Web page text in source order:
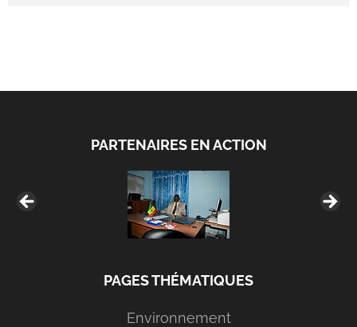
PARTENAIRES EN ACTION
PAGES THÉMATIQUES
Environnement